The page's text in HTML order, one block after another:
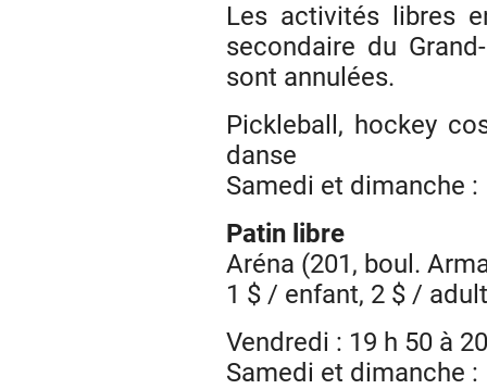
Les activités libres
secondaire du
sont annulées.
Pickleball, hockey
danse
Samedi et dimanche :
Patin libre
Aréna (201, boul.
1 $ / enfant, 2 $ /
Vendredi : 19 h 50 à
Samedi et dimanche :